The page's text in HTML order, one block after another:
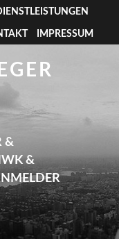
IMPRESSUM
&
&